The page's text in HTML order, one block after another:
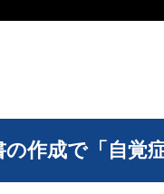
の作成で「自覚